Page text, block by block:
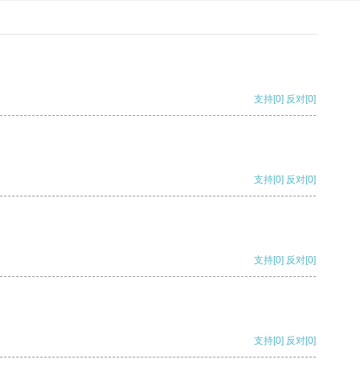
支持[0] 反对[0]
支持[0] 反对[0]
支持[0] 反对[0]
支持[0] 反对[0]